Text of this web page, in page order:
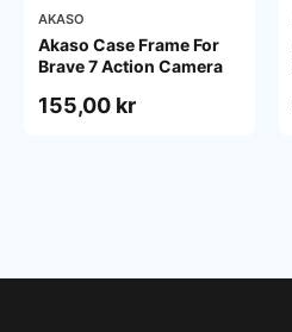
AKASO
Akaso Case Frame For
Brave 7 Action Camera
155,00 kr